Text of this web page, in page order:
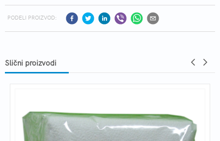
PODELI PROIZVOD:
Slični proizvodi